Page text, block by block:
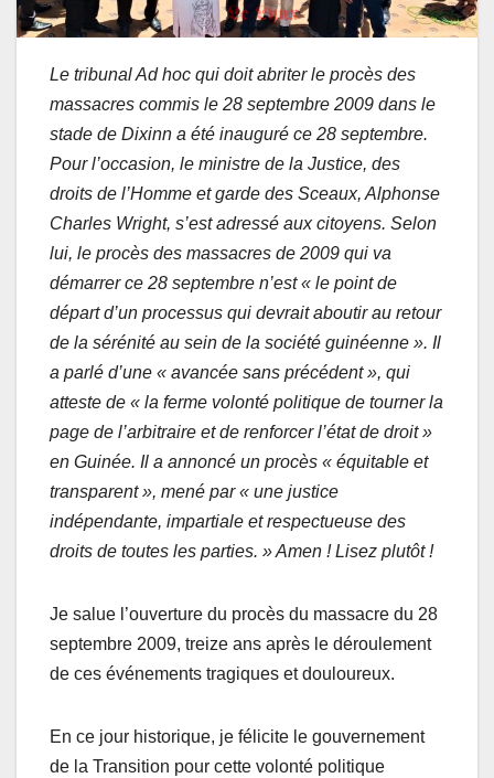
Le tribunal Ad hoc qui doit abriter le procès des
massacres commis le 28 septembre 2009 dans le
stade de Dixinn a été inauguré ce 28 septembre.
Pour l’occasion, le ministre de la Justice, des
droits de l’Homme et garde des Sceaux, Alphonse
Charles Wright, s’est adressé aux citoyens. Selon
lui, le procès des massacres de 2009 qui va
démarrer ce 28 septembre n’est « le point de
départ d’un processus qui devrait aboutir au retour
de la sérénité au sein de la société guinéenne ». Il
a parlé d’une « avancée sans précédent », qui
atteste de « la ferme volonté politique de tourner la
page de l’arbitraire et de renforcer l’état de droit »
en Guinée. Il a annoncé un procès « équitable et
transparent », mené par « une justice
indépendante, impartiale et respectueuse des
droits de toutes les parties. » Amen ! Lisez plutôt !
Je salue l’ouverture du procès du massacre du 28
septembre 2009, treize ans après le déroulement
de ces événements tragiques et douloureux.
En ce jour historique, je félicite le gouvernement
de la Transition pour cette volonté politique